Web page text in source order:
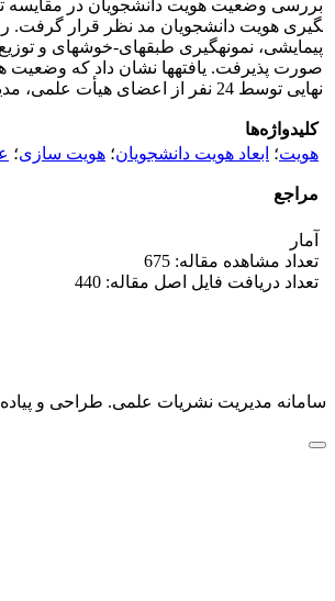
صورت پذیرفت. یافته­ها نشان داد که وضعیت
نهایی توسط 24 نفر از اعضای هیأت علمی، مدیران و متخصصان دانشگاهی تأیید گردید.
کلیدواژه‌ها
هویت؛ ابعاد هویت دانشجویان؛ هویت سازی؛
مراجع
آمار
تعداد مشاهده مقاله: 675
تعداد دریافت فایل اصل مقاله: 440
سامانه مدیریت نشریات علمی. طراحی و